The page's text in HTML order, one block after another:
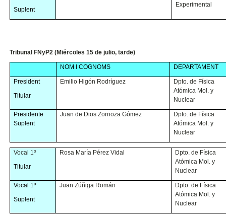
Suplent
Experimental
Tribunal FNyP2 (Miércoles 15 de julio, tarde)
NOM I COGNOMS DEPARTAMENT
President
Titular
Emilio Higón Rodríguez
Dpto. de Física
Atómica Mol. y
Nuclear
Presidente
Suplent
Juan de Dios Zornoza Gómez
Dpto. de Física
Atómica Mol. y
Nuclear
Vocal 1º
Titular
Rosa María Pérez Vidal
Dpto. de Física
Atómica Mol. y
Nuclear
Vocal 1º
Suplent
Juan Zúñiga Román
Dpto. de Física
Atómica Mol. y
Nuclear